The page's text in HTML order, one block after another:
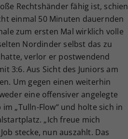
Rechtshänder fähig ist, schien
einmal 50 Minuten dauernden
zum ersten Mal wirklich volle
Nordinder selbst das zu
verlor er postwendend
3:6. Aus Sicht des Juniors am
Um gegen einen weiterhin
eine offensiver angelegte
„Tulln-Flow“ und holte sich in
„Ich freue mich
stecke, nun auszahlt. Das